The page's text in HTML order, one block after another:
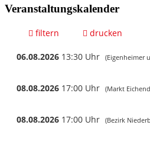
Veranstaltungskalender